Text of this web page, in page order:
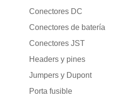
Conectores DC
Conectores de batería
Conectores JST
Headers y pines
Jumpers y Dupont
Porta fusible